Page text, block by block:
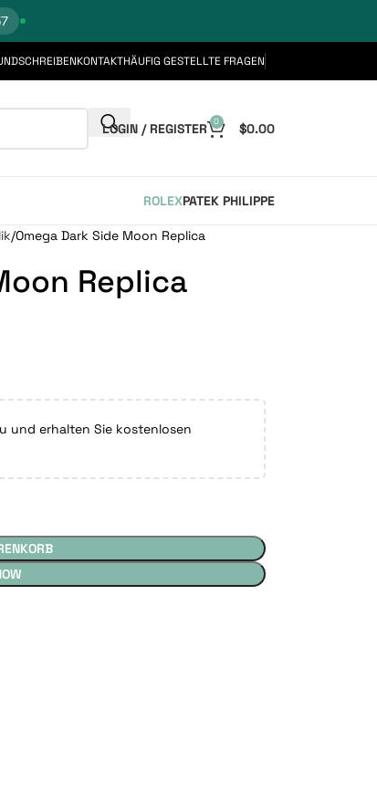
KONTAKTHÄUFIG GESTELLTE FRAGEN
LOGIN / REGISTER 0 $0.00
ROLEXPATEK PHILIPPE
Omega Dark Side Moon Replica
Replica
und erhalten Sie kostenlosen